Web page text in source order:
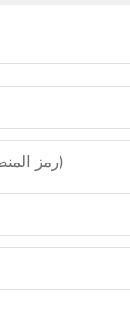
الهاتف/WhatsApp (+رمز المنطقة)